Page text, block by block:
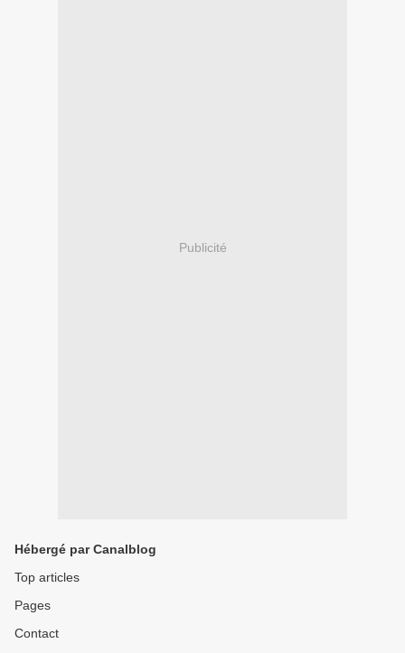
Publicité
Hébergé par Canalblog
Top articles
Pages
Contact